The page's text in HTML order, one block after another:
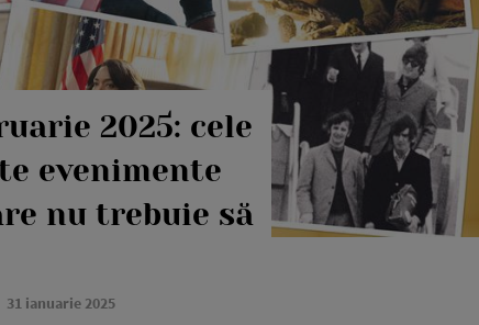
2025: cele
evenimente
nu trebuie să
31 ianuarie 2025